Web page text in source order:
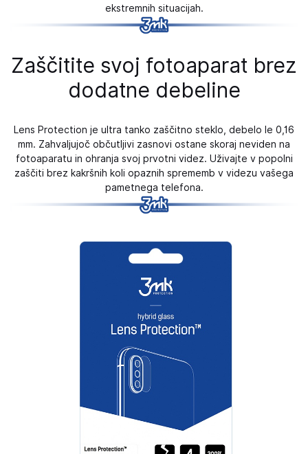
ekstremnih situacijah.
Zaščitite svoj fotoaparat brez
dodatne debeline
Lens Protection je ultra tanko zaščitno steklo, debelo le 0,16
mm. Zahvaljujoč občutljivi zasnovi ostane skoraj neviden na
fotoaparatu in ohranja svoj prvotni videz. Uživajte v popolni
zaščiti brez kakršnih koli opaznih sprememb v videzu vašega
pametnega telefona.